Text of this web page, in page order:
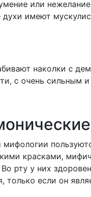
или
имеют
наколки с
с очень сильным
красками,
рту у них
только если он